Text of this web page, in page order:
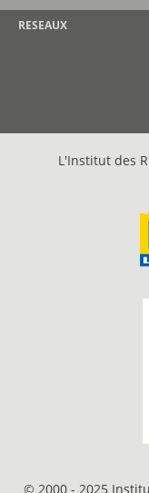
RESEAUX
L'Institut des
© 2000 - 2025